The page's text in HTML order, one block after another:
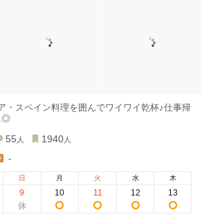
スペイン料理を囲んでワイワイ乾杯♪仕事帰
◎
55 人 1940 人
-
日
9
月
10
火
11
水
12
木
13